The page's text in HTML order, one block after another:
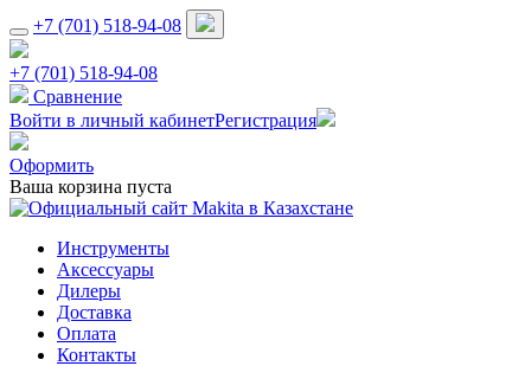
+7 (701) 518-94-08
+7 (701) 518-94-08
Сравнение
Войти в личный кабинетРегистрация
Оформить
Ваша корзина пуста
Инструменты
Аксессуары
Дилеры
Доставка
Оплата
Контакты